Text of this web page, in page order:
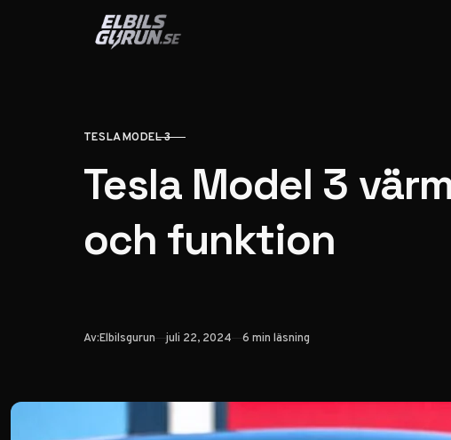
Hoppa till innehåll
KATEGORI
TESLA MODEL 3
Tesla Model 3
och funktion
Av:Elbilsgurun Publicerad
juli 22, 2024 6 min läsning